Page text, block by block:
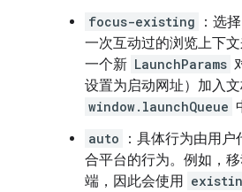
focus-existing
：选
一次互动过的浏览上下
一个新 LaunchParams
设置为启动网址）加入
window.launchQueue
auto
：具体行为由用
合平台的行为。例如，
端，因此会使用